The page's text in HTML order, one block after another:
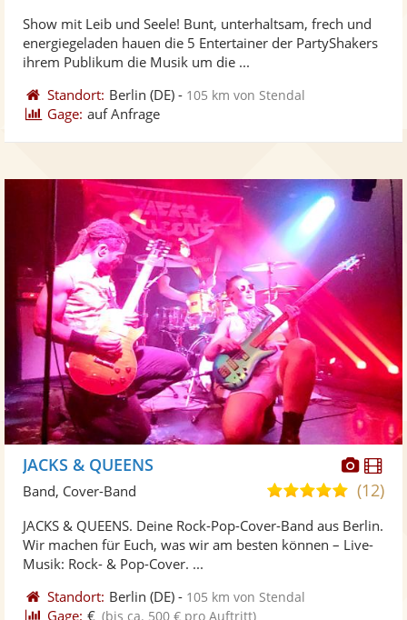
Fotos
5
Show mit Leib und Seele! Bunt, unterhaltsam, frech und
energiegeladen hauen die 5 Entertainer der PartyShakers
ihrem Publikum die Musik um die ...
Standort: Berlin (DE) - 105 km von Stendal
Gage: auf Anfrage
Fotos
JACKS & QUEENS
4,9
5
(12)
Band, Cover-Band
JACKS & QUEENS. Deine Rock-Pop-Cover-Band aus Berlin.
Wir machen für Euch, was wir am besten können – Live-
Musik: Rock- & Pop-Cover. ...
Standort: Berlin (DE) - 105 km von Stendal
Gage: € (bis ca. 500 € pro Auftritt)